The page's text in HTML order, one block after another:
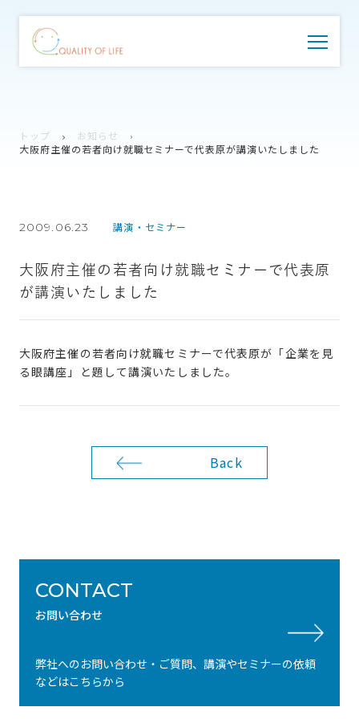
トップ
お知らせ
大阪府主催の若者向け就職セミナーで代表原が講演いたしました
2009.06.23 講演・セミナー
大阪府主催の若者向け就職セミナーで代表原
が講演いたしました
大阪府主催の若者向け就職セミナーで代表原が「企業を見
る眼講座」と題して講演いたしました。
Back
CONTACT
お問い合わせ
弊社へのお問い合わせ・ご質問、講演やセミナーの依頼
などはこちらから